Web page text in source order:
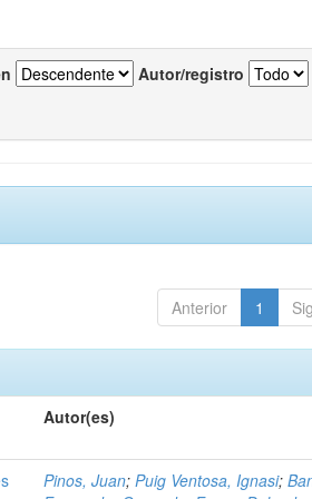
Autor/registro
Anterior 1
Autor(es)
Pinos, Juan;Puig Ventosa, Ignasi;